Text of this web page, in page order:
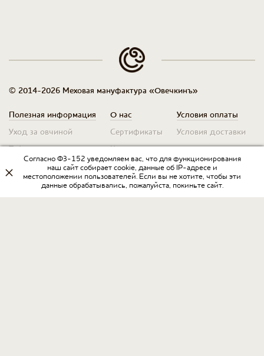
© 2014-2026 Меховая мануфактура «Овечкинъ»
Полезная информация
Уход за овчиной
Таблица размеров
О нас
Сертификаты
Контакты
Условия оплаты
Условия доставки
Оплата для юр. лиц
Условия возврата
Оптовикам
Договор оферты
Согласно ФЗ-152 уведомляем вас, что для функционирования
наш сайт собирает cookie, данные об IP-адресе и
местоположении пользователей. Если вы не хотите, чтобы эти
данные обрабатывались, пожалуйста, покиньте сайт.